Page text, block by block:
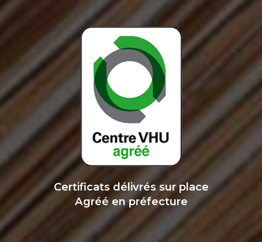
Certificats délivrés sur place
Agréé en préfecture